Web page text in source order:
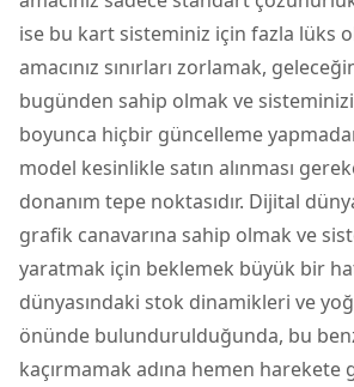
ise bu kart sisteminiz için fazla lüks
amacınız sınırları zorlamak,
bugünden sahip olmak ve
boyunca hiçbir güncelleme
model kesinlikle satın alınması
donanım tepe noktasıdır. Dijital
grafik canavarına sahip olmak ve
yaratmak için beklemek büyük bir
dünyasındaki stok dinamikleri ve
önünde bulundurulduğunda, bu
kaçırmamak adına hemen harekete